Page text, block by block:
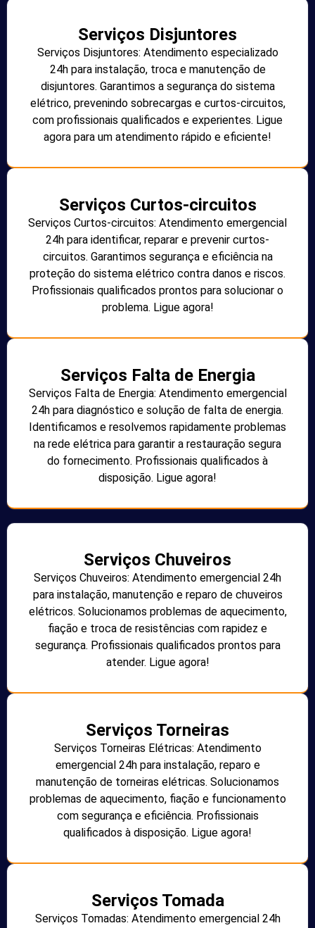
Serviços Disjuntores
Serviços Disjuntores: Atendimento especializado
24h para instalação, troca e manutenção de
disjuntores. Garantimos a segurança do sistema
elétrico, prevenindo sobrecargas e curtos-circuitos,
com profissionais qualificados e experientes. Ligue
agora para um atendimento rápido e eficiente!
Serviços Curtos-circuitos
Serviços Curtos-circuitos: Atendimento emergencial
24h para identificar, reparar e prevenir curtos-
circuitos. Garantimos segurança e eficiência na
proteção do sistema elétrico contra danos e riscos.
Profissionais qualificados prontos para solucionar o
problema. Ligue agora!
Serviços Falta de Energia
Serviços Falta de Energia: Atendimento emergencial
24h para diagnóstico e solução de falta de energia.
Identificamos e resolvemos rapidamente problemas
na rede elétrica para garantir a restauração segura
do fornecimento. Profissionais qualificados à
disposição. Ligue agora!
Serviços Chuveiros
Serviços Chuveiros: Atendimento emergencial 24h
para instalação, manutenção e reparo de chuveiros
elétricos. Solucionamos problemas de aquecimento,
fiação e troca de resistências com rapidez e
segurança. Profissionais qualificados prontos para
atender. Ligue agora!
Serviços Torneiras
Serviços Torneiras Elétricas: Atendimento
emergencial 24h para instalação, reparo e
manutenção de torneiras elétricas. Solucionamos
problemas de aquecimento, fiação e funcionamento
com segurança e eficiência. Profissionais
qualificados à disposição. Ligue agora!
Serviços Tomada
Serviços Tomadas: Atendimento emergencial 24h